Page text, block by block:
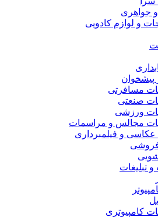
و جواهری
و لوازم کادویی
پیشخوان
مسافرتی
صنعتی
ورزشی
مجالس و مراسمات
عکاسی و فیلمبرداری
فروشی
تبلیغات
کامپیوتری